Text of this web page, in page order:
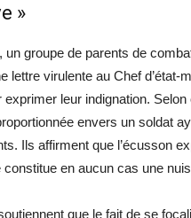
»
un groupe de parents de
lettre virulente au Chef d’état-
exprimer leur indignation. Selon
envers un soldat
Ils affirment que l’écusson
constitue en aucun cas une
que le fait de se